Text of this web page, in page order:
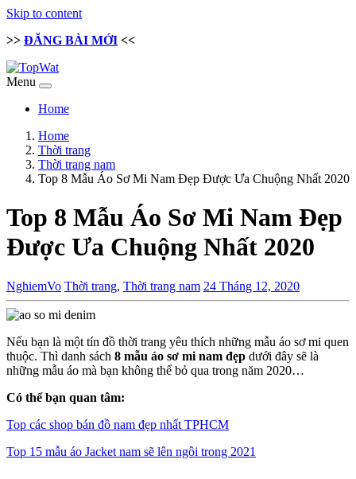
Skip to content
>> ĐĂNG BÀI MỚI <<
Menu
Home
Home
Thời trang
Thời trang nam
Top 8 Mẫu Áo Sơ Mi Nam Đẹp Được Ưa Chuộng Nhất 2020
Top 8 Mẫu Áo Sơ Mi Nam Đẹp
Được Ưa Chuộng Nhất 2020
NghiemVo Thời trang, Thời trang nam 24 Tháng 12, 2020
Nếu bạn là một tín đồ thời trang yêu thích những mẫu áo sơ mi quen
thuộc. Thì danh sách 8 mẫu áo sơ mi nam đẹp dưới đây sẽ là
những mẫu áo mà bạn không thể bỏ qua trong năm 2020…
Có thể bạn quan tâm:
Top các shop bán đồ nam đẹp nhất TPHCM
Top 15 mẫu áo Jacket nam sẽ lên ngôi trong 2021